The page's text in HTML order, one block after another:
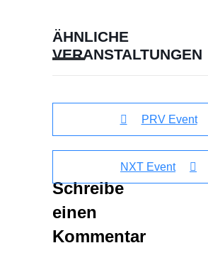
ÄHNLICHE
VERANSTALTUNGEN
PRV Event
NXT Event
Schreibe
einen
Kommentar